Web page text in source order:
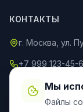
КОНТАКТЫ
г. Москва, ул.
+7 999 123-45-
info@an-
Пн–Пт:
Мы
Файлы